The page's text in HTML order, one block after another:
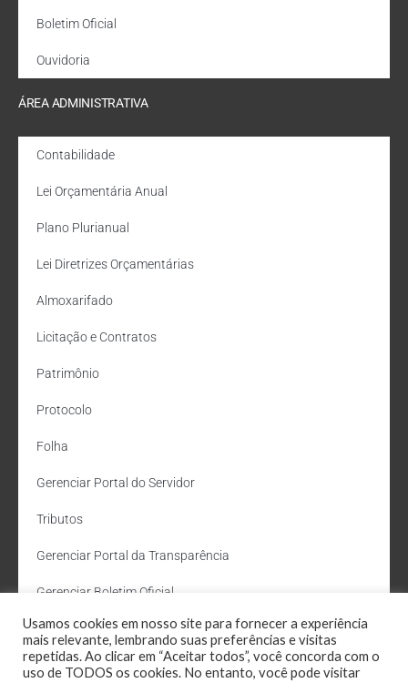
Boletim Oficial
Ouvidoria
ÁREA ADMINISTRATIVA
Contabilidade
Lei Orçamentária Anual
Plano Plurianual
Lei Diretrizes Orçamentárias
Almoxarifado
Licitação e Contratos
Patrimônio
Protocolo
Folha
Gerenciar Portal do Servidor
Tributos
Gerenciar Portal da Transparência
Gerenciar Boletim Oficial
Departamento de Água e Esgoto
Administração Site
Usamos cookies em nosso site para fornecer a experiência
mais relevante, lembrando suas preferências e visitas
repetidas. Ao clicar em “Aceitar todos”, você concorda com o
uso de TODOS os cookies. No entanto, você pode visitar